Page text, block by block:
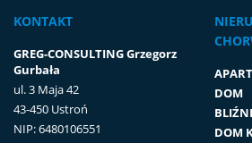
KONTAKT
GREG-CONSULTING Grzegorz
Gurbała
ul. 3 Maja 42
43-450 Ustroń
NIP: 6480106551
DOM
DOM